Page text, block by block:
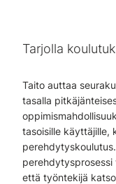
Tarjolla
Taito auttaa
tasalla
tasoisille käyttäjille,
perehdytysprosessi
että työntekijä